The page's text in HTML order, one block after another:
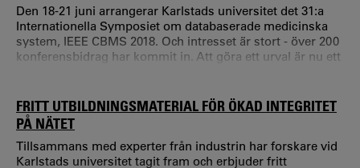
Den 18-21 juni arrangerar Karlstads universitet det 31:a
Internationella Symposiet om databaserade medicinska
system, IEEE CBMS 2018. Och intresset är stort - över 200
konferensbidrag har kommit in. Att göra ett urval är nu ett
FRITT UTBILDNINGSMATERIAL FÖR ÖKAD INTEGRITET
PÅ NÄTET
Tillsammans med experter från industrin har forskare vid
Karlstads universitet tagit fram och erbjuder fritt